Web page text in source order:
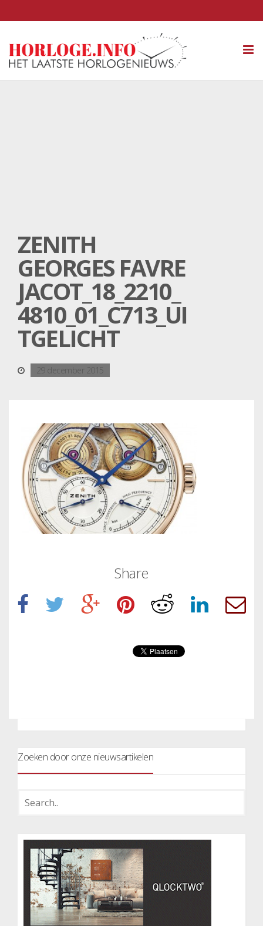
ZENITH
GEORGES FAVRE
JACOT_18_2210_
4810_01_C713_UI
TGELICHT
29 december 2015
Share
Zoeken door onze nieuwsartikelen